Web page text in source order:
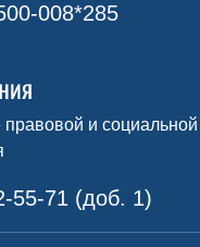
008*285
и
55-71 (доб. 1)